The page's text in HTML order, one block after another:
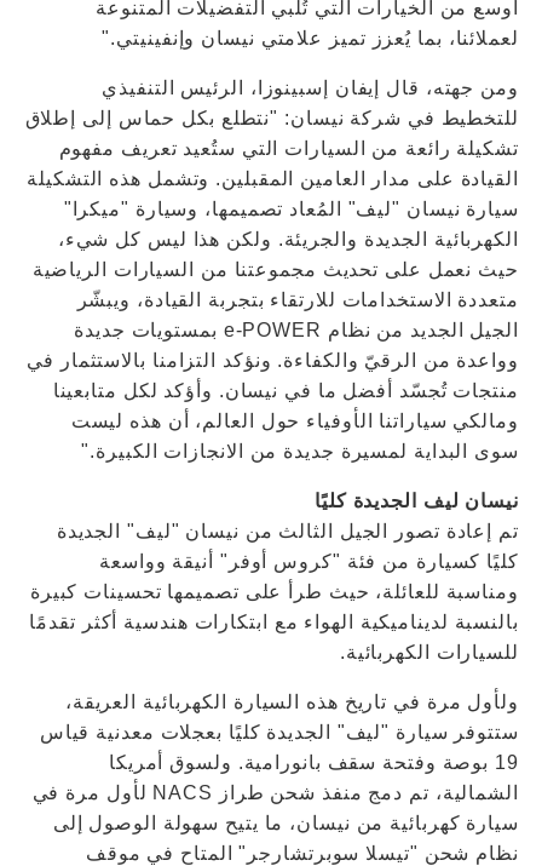
أوسع من الخيارات التي تُلبي التفضيلات المتنوعة
لعملائنا، بما يُعزز تميز علامتي نيسان وإنفينيتي."
ومن جهته، قال إيفان إسبينوزا، الرئيس التنفيذي
للتخطيط في شركة نيسان: "نتطلع بكل حماس إلى إطلاق
تشكيلة رائعة من السيارات التي ستُعيد تعريف مفهوم
القيادة على مدار العامين المقبلين. وتشمل هذه التشكيلة
سيارة نيسان "ليف" المُعاد تصميمها، وسيارة "ميكرا"
الكهربائية الجديدة والجريئة. ولكن هذا ليس كل شيء،
حيث نعمل على تحديث مجموعتنا من السيارات الرياضية
متعددة الاستخدامات للارتقاء بتجربة القيادة، ويبشّر
الجيل الجديد من نظام e-POWER بمستويات جديدة
وواعدة من الرقيّ والكفاءة. ونؤكد التزامنا بالاستثمار في
منتجات تُجسّد أفضل ما في نيسان. وأؤكد لكل متابعينا
ومالكي سياراتنا الأوفياء حول العالم، أن هذه ليست
سوى البداية لمسيرة جديدة من الانجازات الكبيرة."
نيسان ليف الجديدة كليًا
تم إعادة تصور الجيل الثالث من نيسان "ليف" الجديدة
كليًا كسيارة من فئة "كروس أوفر" أنيقة وواسعة
ومناسبة للعائلة، حيث طرأ على تصميمها تحسينات كبيرة
بالنسبة لديناميكية الهواء مع ابتكارات هندسية أكثر تقدمًا
للسيارات الكهربائية.
ولأول مرة في تاريخ هذه السيارة الكهربائية العريقة،
ستتوفر سيارة "ليف" الجديدة كليًا بعجلات معدنية قياس
19 بوصة وفتحة سقف بانورامية. ولسوق أمريكا
الشمالية، تم دمج منفذ شحن طراز NACS لأول مرة في
سيارة كهربائية من نيسان، ما يتيح سهولة الوصول إلى
نظام شحن "تيسلا سوبرتشارجر" المتاح في موقف